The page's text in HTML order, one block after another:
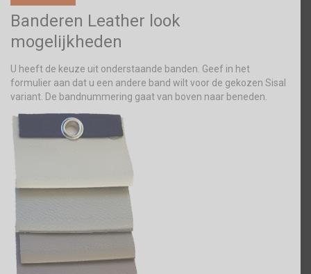
Banderen Leather look
mogelijkheden
U heeft de keuze uit onderstaande banden. Geef in het
formulier aan dat u een andere band wilt voor de gekozen Sisal
variant. De bandnummering gaat van boven naar beneden.